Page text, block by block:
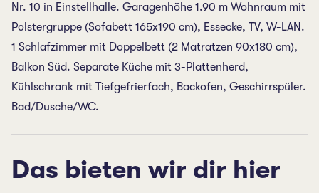
Nr. 10 in Einstellhalle. Garagenhöhe 1.90 m Wohnraum mit
Polstergruppe (Sofabett 165x190 cm), Essecke, TV, W-LAN.
1 Schlafzimmer mit Doppelbett (2 Matratzen 90x180 cm),
Balkon Süd. Separate Küche mit 3-Plattenherd,
Kühlschrank mit Tiefgefrierfach, Backofen, Geschirrspüler.
Bad/Dusche/WC.
Das bieten wir dir hier